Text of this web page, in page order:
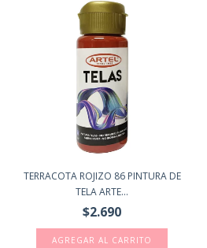
TERRACOTA ROJIZO 86 PINTURA DE
TELA ARTE...
$2.690